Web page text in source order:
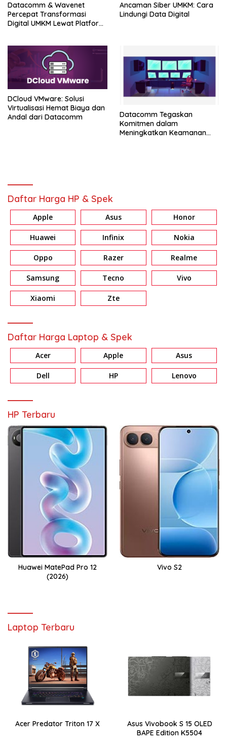
Datacomm & Wavenet
Percepat Transformasi
Digital UMKM Lewat Platform
Ancaman Siber UMKM: Cara
Lindungi Data Digital
DCloud VMware: Solusi
Virtualisasi Hemat Biaya dan
Andal dari Datacomm
Datacomm Tegaskan
Komitmen dalam
Meningkatkan Keamanan
Daftar Harga HP & Spek
Apple Asus Honor
Huawei Infinix Nokia
Oppo Razer Realme
Samsung Tecno Vivo
Xiaomi Zte
Daftar Harga Laptop & Spek
Acer Apple Asus
Dell HP Lenovo
HP Terbaru
Huawei MatePad Pro 12
(2026)
Vivo S2
Laptop Terbaru
Acer Predator Triton 17 X
Asus Vivobook S 15 OLED
BAPE Edition K5504